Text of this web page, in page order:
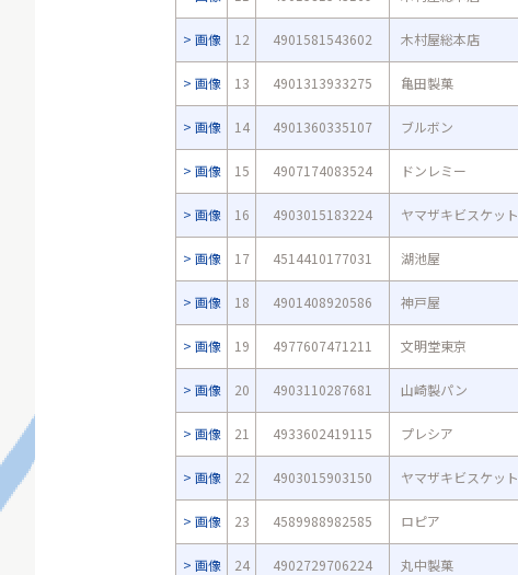
画像 12 4901581543602 木村屋総本店
画像 13 4901313933275 亀田製菓
画像 14 4901360335107 ブルボン
画像 15 4907174083524 ドンレミー
画像 16 4903015183224 ヤマザキビスケット
画像 17 4514410177031 湖池屋
画像 18 4901408920586 神戸屋
画像 19 4977607471211 文明堂東京
画像 20 4903110287681 山崎製パン
画像 21 4933602419115 プレシア
画像 22 4903015903150 ヤマザキビスケット
画像 23 4589988982585 ロピア
画像 24 4902729706224 丸中製菓